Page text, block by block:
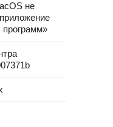
не
программ»